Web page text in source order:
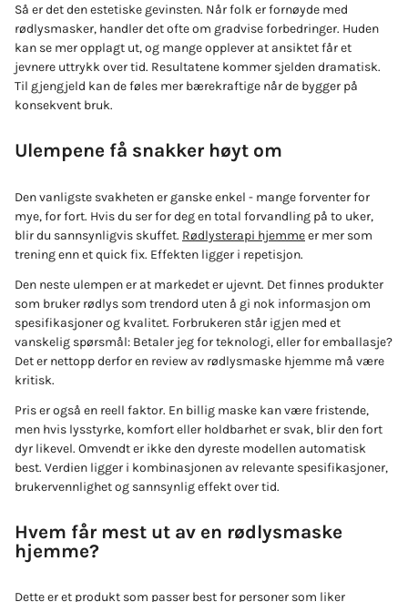
Så er det den estetiske gevinsten. Når folk er fornøyde med
rødlysmasker, handler det ofte om gradvise forbedringer. Huden
kan se mer opplagt ut, og mange opplever at ansiktet får et
jevnere uttrykk over tid. Resultatene kommer sjelden dramatisk.
Til gjengjeld kan de føles mer bærekraftige når de bygger på
konsekvent bruk.
Ulempene få snakker høyt om
Den vanligste svakheten er ganske enkel - mange forventer for
mye, for fort. Hvis du ser for deg en total forvandling på to uker,
blir du sannsynligvis skuffet. Rødlysterapi hjemmeer mer som
trening enn et quick fix. Effekten ligger i repetisjon.
Den neste ulempen er at markedet er ujevnt. Det finnes produkter
som bruker rødlys som trendord uten å gi nok informasjon om
spesifikasjoner og kvalitet. Forbrukeren står igjen med et
vanskelig spørsmål: Betaler jeg for teknologi, eller for emballasje?
Det er nettopp derfor en review av rødlysmaske hjemme må være
kritisk.
Pris er også en reell faktor. En billig maske kan være fristende,
men hvis lysstyrke, komfort eller holdbarhet er svak, blir den fort
dyr likevel. Omvendt er ikke den dyreste modellen automatisk
best. Verdien ligger i kombinasjonen av relevante spesifikasjoner,
brukervennlighet og sannsynlig effekt over tid.
Hvem får mest ut av en rødlysmaske
hjemme?
Dette er et produkt som passer best for personer som liker